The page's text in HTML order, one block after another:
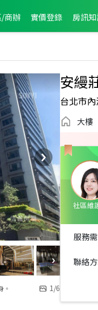
商辦 實價登錄 房訊
。 1/6
安縵
台北市
大樓
社區維
2025年2月區成件TOP3
服務
聯絡